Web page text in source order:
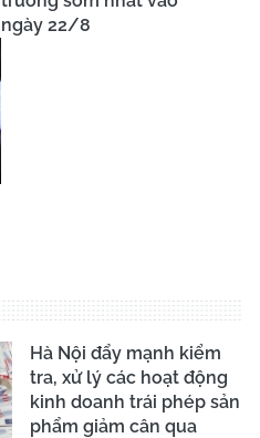
ngày 22/8
Hà Nội đẩy mạnh kiểm
tra, xử lý các hoạt động
kinh doanh trái phép sản
phẩm giảm cân qua